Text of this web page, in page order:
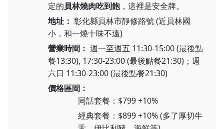
定的員林燒肉吃到飽，這裡是安全牌。
地址： 彰化縣員林市靜修路號 (近員林國
小，和一燒十味不遠)
營業時間： 週一至週五 11:30-15:00 (最後點
餐13:30), 17:30-23:00 (最後點餐21:30)；週
六日 11:30-23:00 (最後點餐21:30)
價格區間：
同話套餐：$799 +10%
經典套餐：$899 +10% (多了厚切牛